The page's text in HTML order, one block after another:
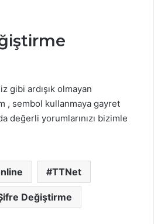
gibi ardışık olmayan
, sembol kullanmaya gayret
değerli yorumlarınızı bizimle
TTNet
Değiştirme